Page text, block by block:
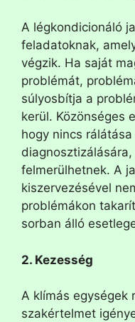
A légkondicionáló
feladatoknak,
végzik. Ha saját
problémát,
súlyosbítja a
kerül. Közönséges
hogy nincs
felmerülhetnek. A
kiszervezésével
problémákon
sorban álló
2. Kezesség
A klímás egységek
szakértelmet